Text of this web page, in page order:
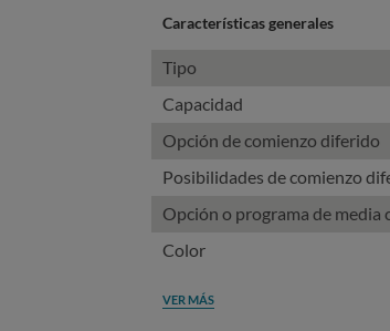
Características generales
Tipo
Capacidad
Opción de comienzo diferido
Posibilidades de comienzo
Opción o programa de media
Color
VER MÁS